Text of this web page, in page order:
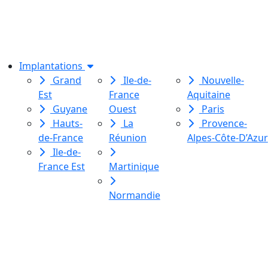
Implantations
Grand
Est
Guyane
Hauts-
de-France
Ile-de-
France Est
Ile-de-
France
Ouest
La
Réunion
Martinique
Normandie
Nouvelle-
Aquitaine
Paris
Provence-
Alpes-Côte-D’Azur